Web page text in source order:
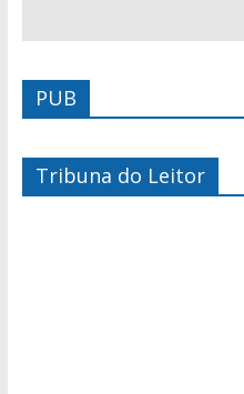
PUB
Tribuna do Leitor